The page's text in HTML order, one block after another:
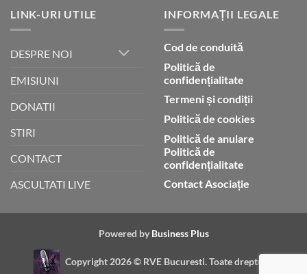
LINK-URI UTILE
DESPRE NOI
EMISIUNI
DONATII
STIRI
CONTACT
ASCULTATI LIVE
INFORMAȚII LEGALE
Cod de conduită
Politică de
confidențialitate
Termeni și condiții
Politică de cookies
Politică de anulare
Politică de
confidențialitate
Contact Asociație
Powered by Business Plus
Copyright 2026 © RVE Bucuresti. Toate drepturile